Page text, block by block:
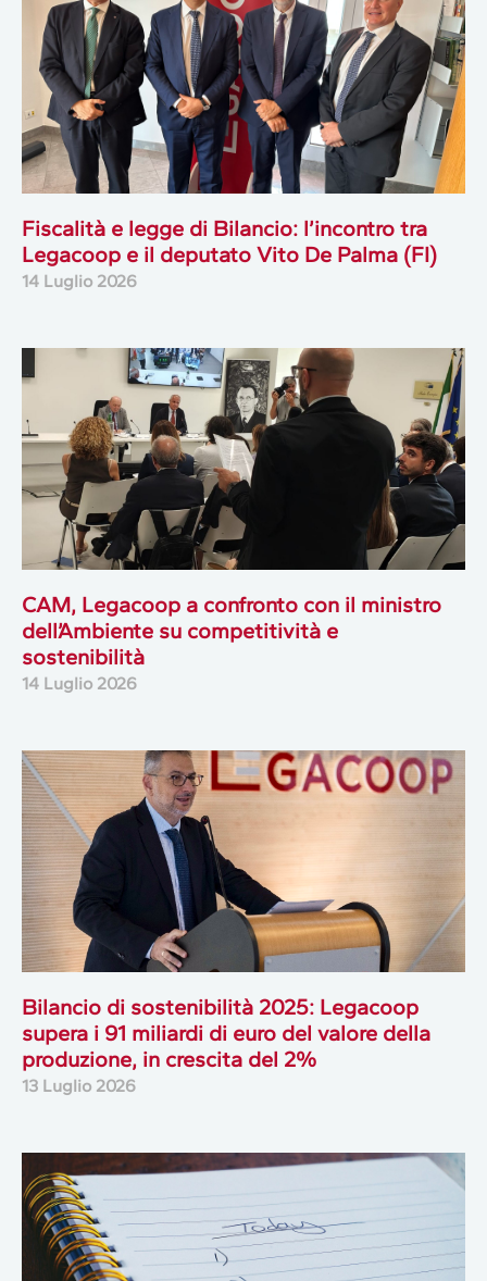
Fiscalità e legge di Bilancio: l’incontro tra
Legacoop e il deputato Vito De Palma (FI)
14 Luglio 2026
CAM, Legacoop a confronto con il ministro
dell’Ambiente su competitività e
sostenibilità
14 Luglio 2026
Bilancio di sostenibilità 2025: Legacoop
supera i 91 miliardi di euro del valore della
produzione, in crescita del 2%
13 Luglio 2026